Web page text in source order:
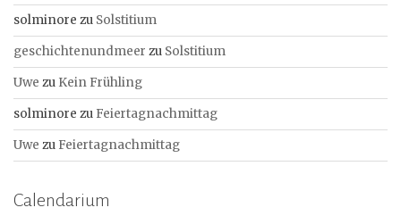
solminore zu Solstitium
geschichtenundmeer zu Solstitium
Uwe zu Kein Frühling
solminore zu Feiertagnachmittag
Uwe zu Feiertagnachmittag
Calendarium